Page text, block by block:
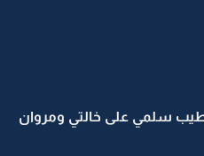
: طيب سلمي على خالتي ومروان